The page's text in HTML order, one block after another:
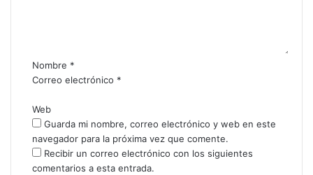
i
o
Nombre *
Correo electrónico *
Web
Guarda mi nombre, correo electrónico y web en este
navegador para la próxima vez que comente.
Recibir un correo electrónico con los siguientes
comentarios a esta entrada.